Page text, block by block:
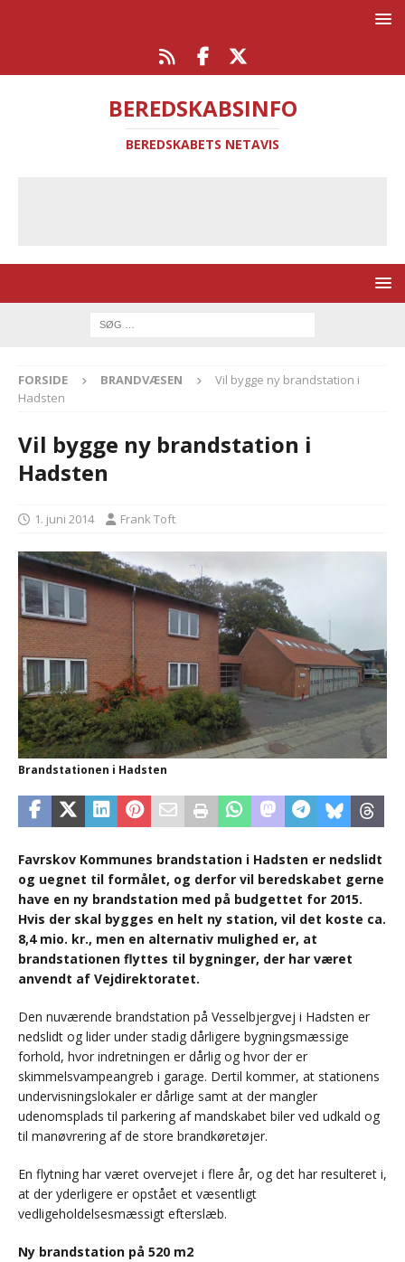
BEREDSKABSINFO
BEREDSKABETS NETAVIS
FORSIDE BRANDVÆSEN
Vil bygge ny brandstation i
Hadsten
Vil bygge ny brandstation i
Hadsten
1. juni 2014 Frank Toft
Brandstationen i Hadsten
Favrskov Kommunes brandstation i Hadsten er nedslidt
og uegnet til formålet, og derfor vil beredskabet gerne
have en ny brandstation med på budgettet for 2015.
Hvis der skal bygges en helt ny station, vil det koste ca.
8,4 mio. kr., men en alternativ mulighed er, at
brandstationen flyttes til bygninger, der har været
anvendt af Vejdirektoratet.
Den nuværende brandstation på Vesselbjergvej i Hadsten er
nedslidt og lider under stadig dårligere bygningsmæssige
forhold, hvor indretningen er dårlig og hvor der er
skimmelsvampeangreb i garage. Dertil kommer, at stationens
undervisningslokaler er dårlige samt at der mangler
udenomsplads til parkering af mandskabet biler ved udkald og
til manøvrering af de store brandkøretøjer.
En flytning har været overvejet i flere år, og det har resulteret i,
at der yderligere er opstået et væsentligt
vedligeholdelsesmæssigt efterslæb.
Ny brandstation på 520 m2